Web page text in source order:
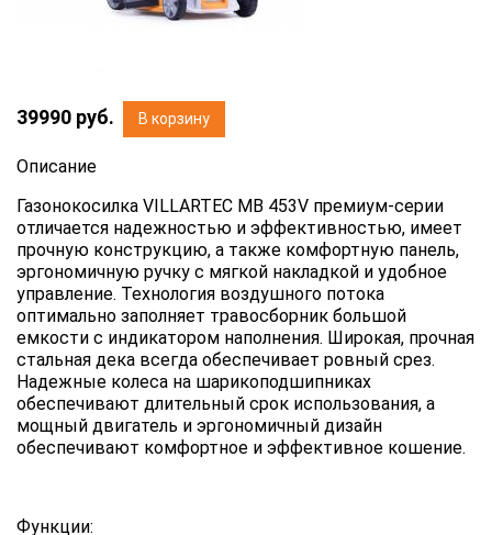
39990 руб. В корзину
Описание
Газонокосилка VILLARTEC MB 453V премиум-серии
отличается надежностью и эффективностью, имеет
прочную конструкцию, а также комфортную панель,
эргономичную ручку с мягкой накладкой и удобное
управление. Технология воздушного потока
оптимально заполняет травосборник большой
емкости с индикатором наполнения. Широкая, прочная
стальная дека всегда обеспечивает ровный срез.
Надежные колеса на шарикоподшипниках
обеспечивают длительный срок использования, а
мощный двигатель и эргономичный дизайн
обеспечивают комфортное и эффективное кошение.
Функции: